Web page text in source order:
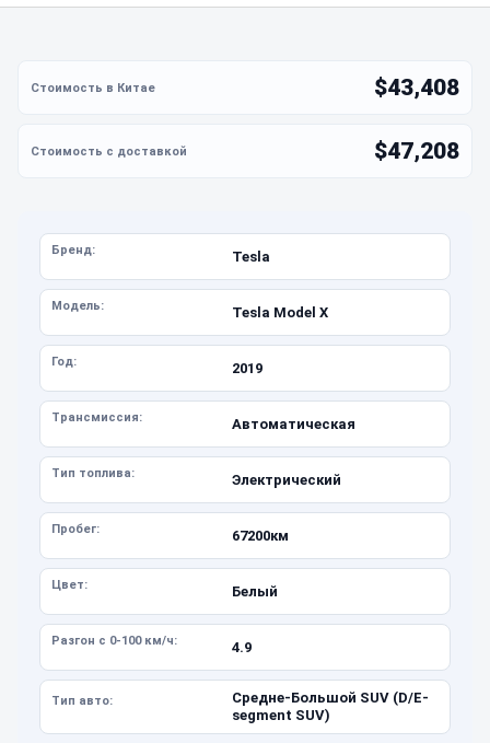
$43,408
$47,208
Бренд: Tesla
Модель: Tesla Model X
Год: 2019
Трансмиссия: Автоматическая
Тип топлива: Электрический
Пробег: 67200км
Цвет: Белый
Разгон с 0-100 км/ч: 4.9
Тип авто:
Средне-Большой SUV (D/E-
segment SUV)